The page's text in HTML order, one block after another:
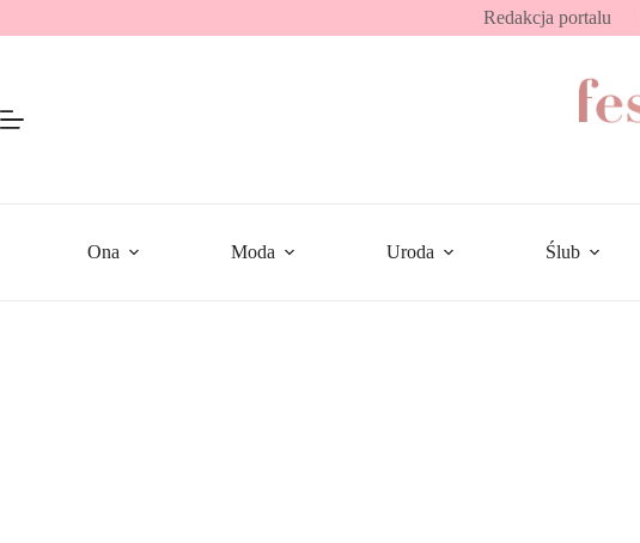
Redakcja portalu
Ona Moda Uroda Ślub